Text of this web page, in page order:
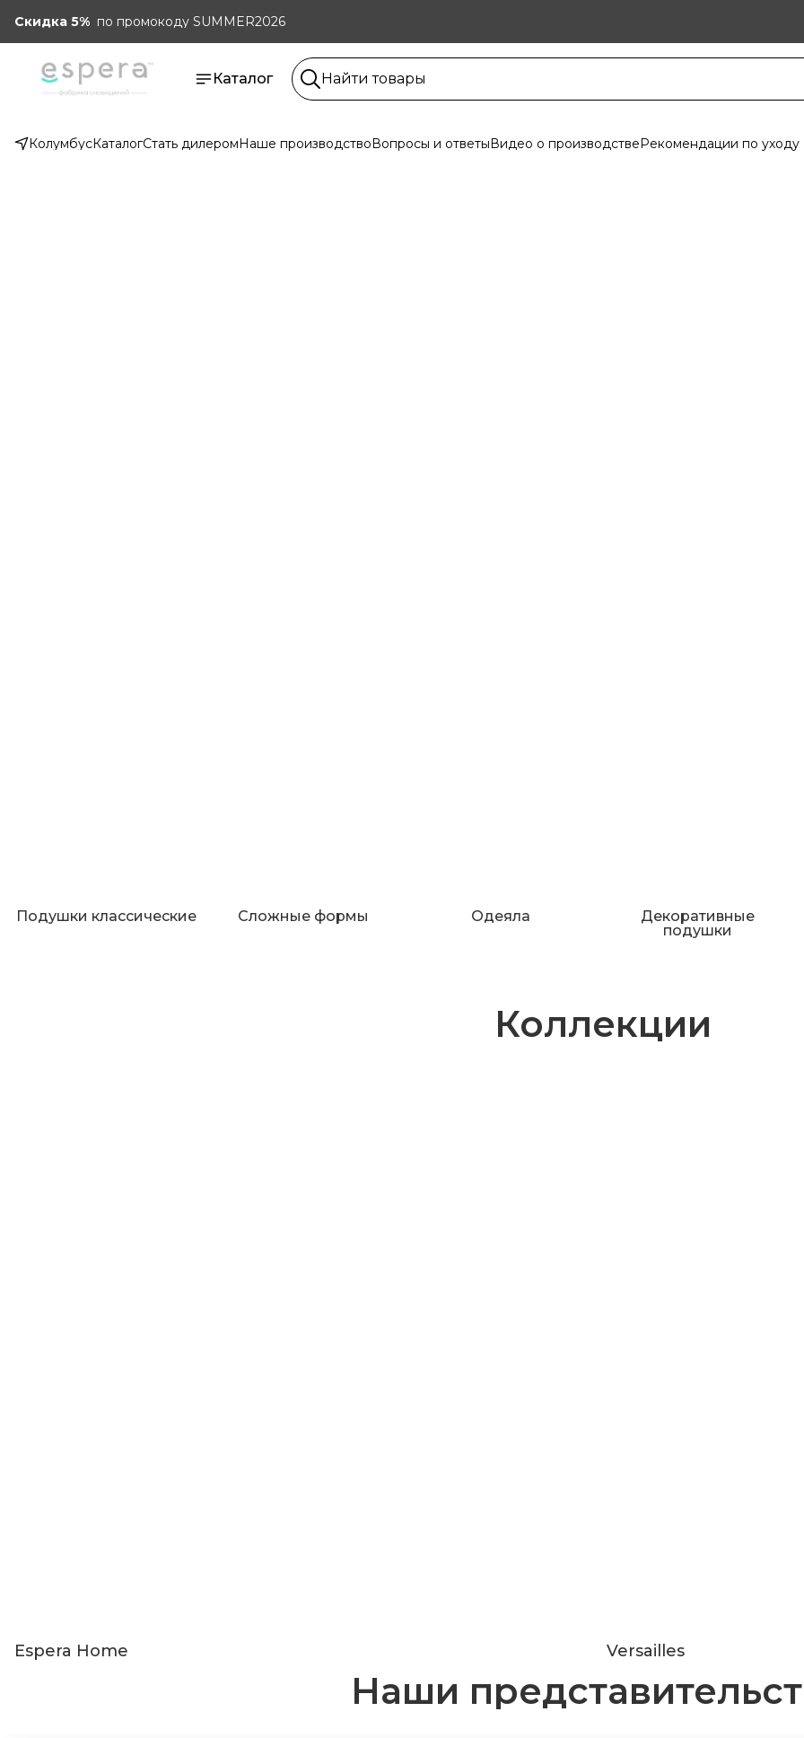
Скидка 5% по промокоду SUMMER2026
Каталог
КолумбусКаталогСтать дилеромНаше производствоВопросы и ответыВидео о производствеРекомендации по уходу
Подушки классические Сложные формы Одеяла
Декоративные
подушки
Коллекции
Espera Home Versailles
Наши